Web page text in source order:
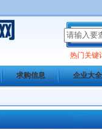
热门关键
求购信息 企业大全